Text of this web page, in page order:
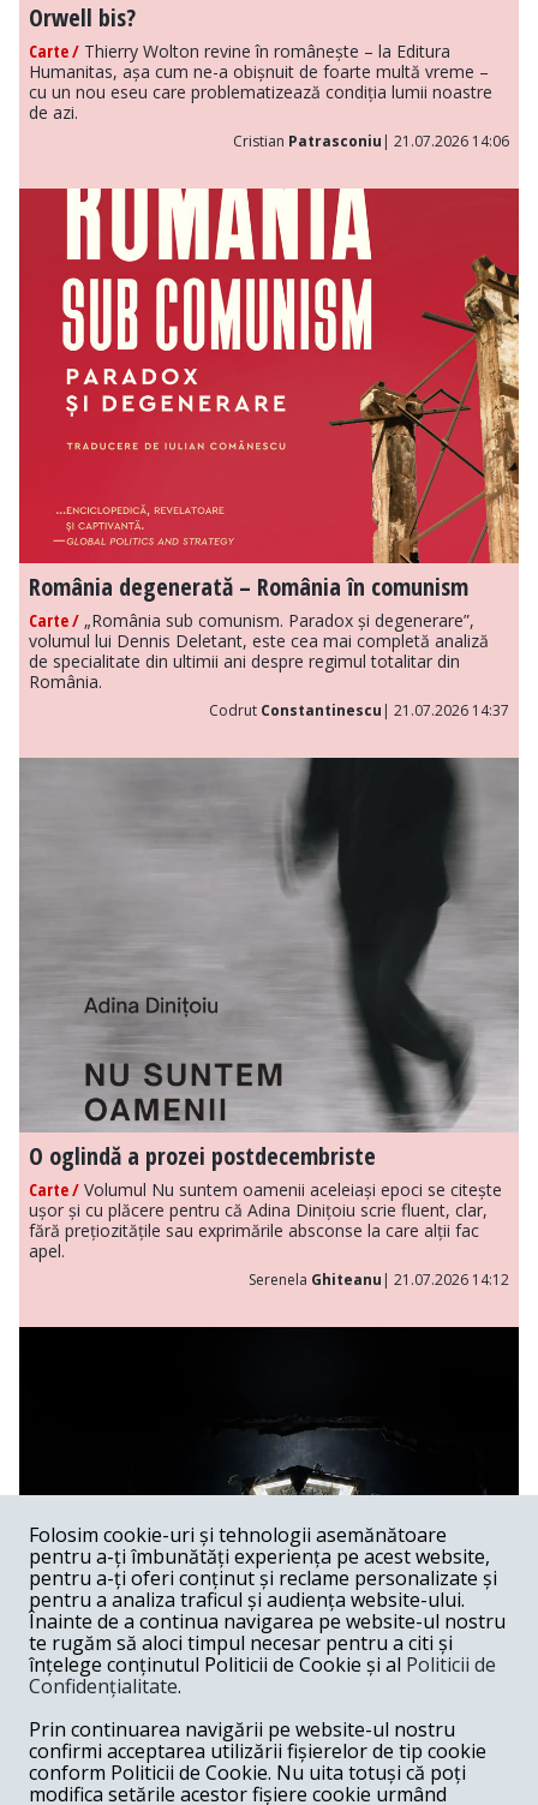
Orwell bis?
Carte / Thierry Wolton revine în românește – la Editura
Humanitas, așa cum ne-a obișnuit de foarte multă vreme –
cu un nou eseu care problematizează condiția lumii noastre
de azi.
Cristian Patrasconiu | 21.07.2026 14:06
România degenerată – România în comunism
Carte / „România sub comunism. Paradox și degenerare”,
volumul lui Dennis Deletant, este cea mai completă analiză
de specialitate din ultimii ani despre regimul totalitar din
România.
Codrut Constantinescu | 21.07.2026 14:37
O oglindă a prozei postdecembriste
Carte / Volumul Nu suntem oamenii aceleiași epoci se citește
ușor și cu plăcere pentru că Adina Dinițoiu scrie fluent, clar,
fără prețiozitățile sau exprimările absconse la care alții fac
apel.
Serenela Ghiteanu | 21.07.2026 14:12
Lakmé al lui Andrei Șerban
Spectacol /Spectacolele lui Andrei Șerban au, în feluri extrem
de diferite, capacitatea de a sugera că Graalul există —
undeva, dincolo de gest, de muzică, de imagine —, dar că el
Folosim cookie-uri și tehnologii asemănătoare
pentru a-ți îmbunătăți experiența pe acest website,
pentru a-ți oferi conținut și reclame personalizate și
pentru a analiza traficul și audiența website-ului.
Înainte de a continua navigarea pe website-ul nostru
te rugăm să aloci timpul necesar pentru a citi și
înțelege conținutul Politicii de Cookie și al Politicii de
Confidențialitate.
Prin continuarea navigării pe website-ul nostru
confirmi acceptarea utilizării fișierelor de tip cookie
conform Politicii de Cookie. Nu uita totuși că poți
modifica setările acestor fișiere cookie urmând